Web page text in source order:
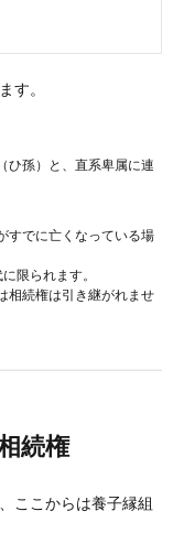
す。
ひ孫）と、直系卑属に連
すでに亡くなっている場
限られます。
相続権は引き継がれませ
続権
ここからは養子縁組